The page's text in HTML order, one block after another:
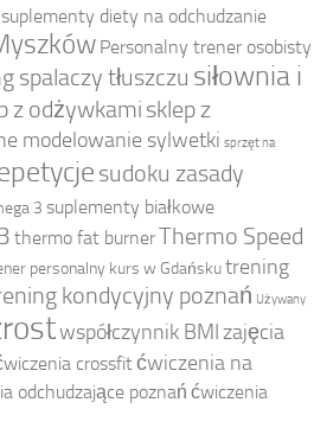
diety na odchudzanie
Personalny trener osobisty
spalaczy tłuszczu siłownia i
z odżywkami sklep z
modelowanie sylwetki sprzęt na
sudoku zasady
3 suplementy białkowe
thermo fat burnerThermo Speed
personalny kurs w Gdańskutrening
kondycyjny poznań Używany
współczynnik BMIzajęcia
crossfitćwiczenia na
odchudzające poznań ćwiczenia